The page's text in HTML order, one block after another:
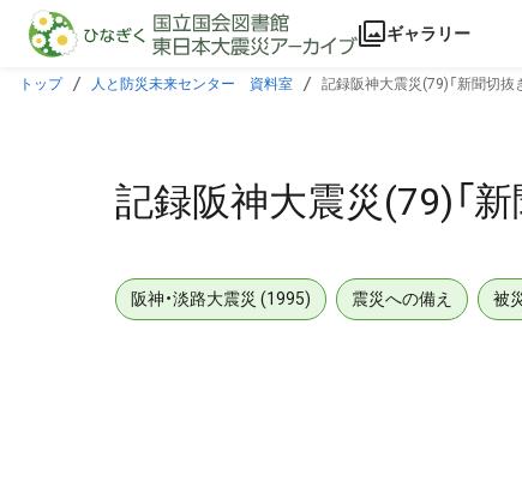
本文に飛ぶ
ギャラリー
トップ 人と防災未来センター 資料室 記録阪神大震災(79)「新聞切抜
記録阪神大震災(79)「
阪神・淡路大震災 (1995) 震災への備え 被